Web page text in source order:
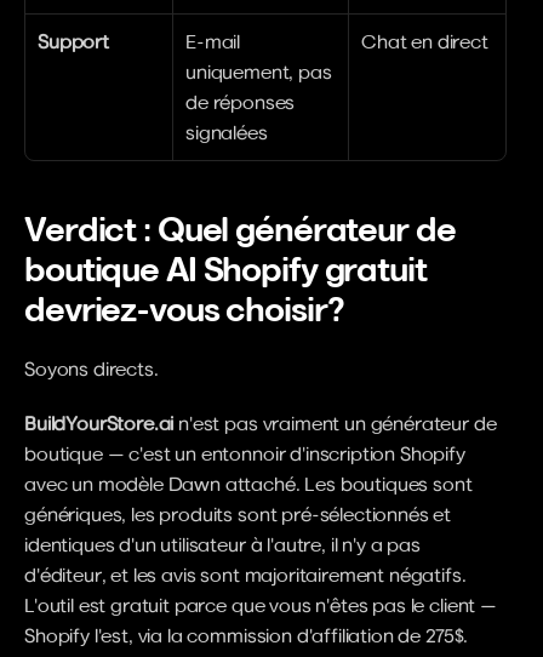
Support
E-mail
uniquement, pas
de réponses
signalées
Chat en direct
Verdict : Quel générateur de
boutique AI Shopify gratuit
devriez-vous choisir?
Soyons directs.
BuildYourStore.ai n'est pas vraiment un générateur de
boutique — c'est un entonnoir d'inscription Shopify
avec un modèle Dawn attaché. Les boutiques sont
génériques, les produits sont pré-sélectionnés et
identiques d'un utilisateur à l'autre, il n'y a pas
d'éditeur, et les avis sont majoritairement négatifs.
L'outil est gratuit parce que vous n'êtes pas le client —
Shopify l'est, via la commission d'affiliation de 275$.